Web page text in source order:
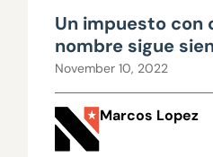
Un impuesto con
nombre sigue
impuesto
November 10, 2022
Marcos Lopez